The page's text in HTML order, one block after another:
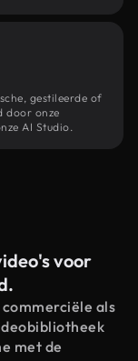
gestileerde of
door onze
AI Studio.
voor
als
met de